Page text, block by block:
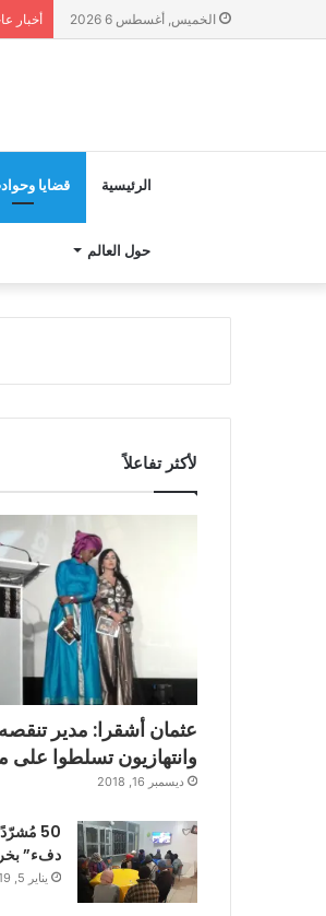
الخميس, أغسطس 6 2026 أخبار
الرئيسية قضايا
حول العالم
لأكثر تفاعلاً
عثمان أشقرا: مدير
وانتهازيون تسلطوا على
ديسمبر 16, 2018
50
دفء”
يناير 5, 2019